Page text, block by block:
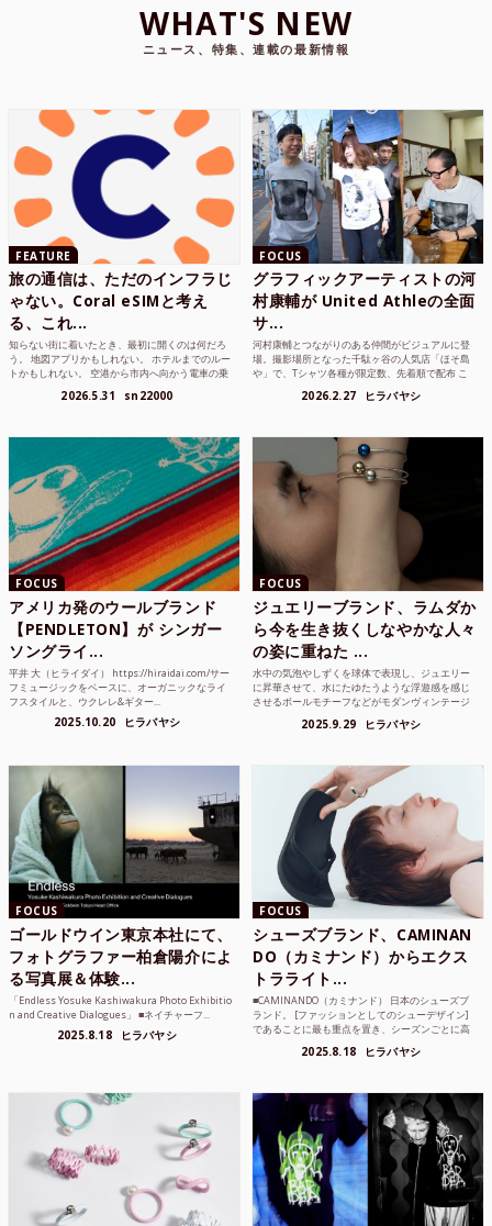
WHAT'S NEW
ニュース、特集、連載の最新情報
FEATURE
旅の通信は、ただのインフラじ
ゃない。Coral eSIMと考え
る、これ...
知らない街に着いたとき、最初に開くのは何だろ
う。 地図アプリかもしれない。 ホテルまでのルー
トかもしれない。 空港から市内へ向かう電車の乗
2026.5.31 sn22000
FOCUS
グラフィックアーティストの河
村康輔が United Athleの全面
サ...
河村康輔とつながりのある仲間がビジュアルに登
場。撮影場所となった千駄ヶ谷の人気店「ほそ島
や」で、Tシャツ各種が限定数、先着順で配布 こ
2026.2.27 ヒラバヤシ
FOCUS
アメリカ発のウールブランド
【PENDLETON】が シンガー
ソングライ...
平井 大（ヒライダイ） https://hiraidai.com/サー
フミュージックをベースに、オーガニックなライ
フスタイルと、ウクレレ&ギター...
2025.10.20 ヒラバヤシ
FOCUS
ジュエリーブランド、ラムダか
ら今を生き抜くしなやかな人々
の姿に重ねた ...
水中の気泡やしずくを球体で表現し、ジュエリー
に昇華させて、水にたゆたうような浮遊感を感じ
させるボールモチーフなどがモダンヴィンテージ
2025.9.29 ヒラバヤシ
FOCUS
ゴールドウイン東京本社にて、
フォトグラファー柏倉陽介によ
る写真展＆体験...
「Endless Yosuke Kashiwakura Photo Exhibitio
n and Creative Dialogues」 ■ネイチャーフ...
2025.8.18 ヒラバヤシ
FOCUS
シューズブランド、CAMINAN
DO（カミナンド）からエクス
トラライト...
■CAMINANDO（カミナンド） 日本のシューズブ
ランド。 [ファッションとしてのシューデザイン]
であることに最も重点を置き、シーズンごとに高
2025.8.18 ヒラバヤシ